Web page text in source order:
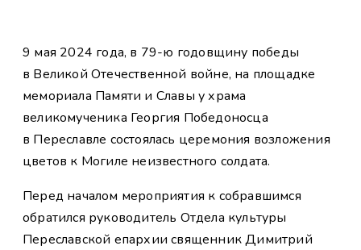
9 мая 2024 года, в 79-ю годовщину победы
в Великой Отечественной войне, на площадке
мемориала Памяти и Славы у храма
великомученика Георгия Победоносца
в Переславле состоялась церемония возложения
цветов к Могиле неизвестного солдата.
Перед началом мероприятия к собравшимся
обратился руководитель Отдела культуры
Переславской епархии священник Димитрий